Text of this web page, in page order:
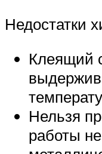
Недостатки
Клеящий
Нельзя
работы